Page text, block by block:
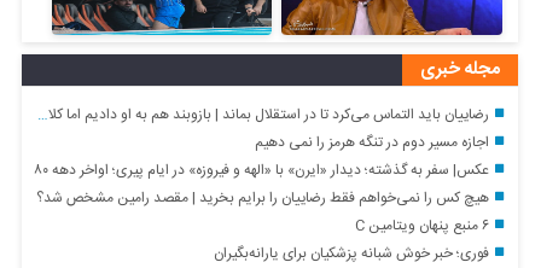
مجله خبری
رضاییان باید التماس می‌کرد تا در استقلال بماند | بازوبند هم به او دادیم اما کلاس گذاشت
اجازه مسیر دوم در تنگه هرمز را نمی دهیم
عکس| سفر به گذشته؛ دیدار «ایرن» با «الهه و فیروزه» در ایام پیری؛ اواخر دهه ۸۰
هیچ کس را نمی‌خواهم فقط رضاییان را برایم بخرید | مقصد رامین مشخص شد؟
۶ منبع پنهان ویتامین C
فوری؛ خبر خوش شبانه پزشکیان برای یارانه‌بگیران